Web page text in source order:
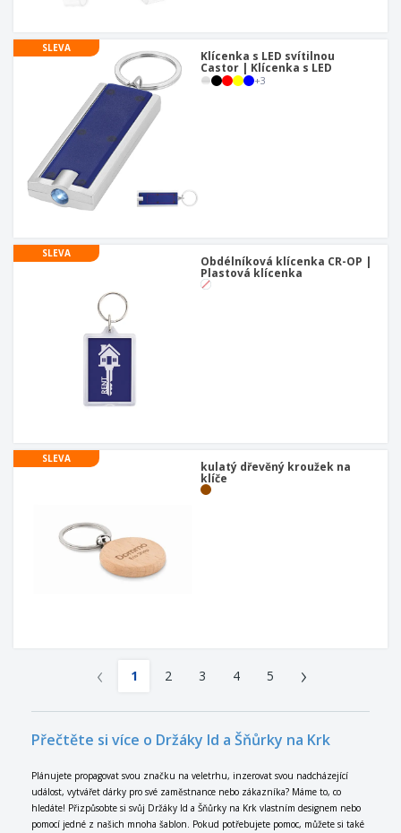
SLEVA
Klícenka s LED svítilnou
Castor | Klícenka s LED
+3
SLEVA
Obdélníková klícenka CR-OP |
Plastová klícenka
SLEVA
kulatý dřevěný kroužek na
klíče
‹ 1 2 3 4 5 ›
Přečtěte si více o Držáky Id a Šňůrky na Krk
Plánujete propagovat svou značku na veletrhu, inzerovat svou nadcházející
událost, vytvářet dárky pro své zaměstnance nebo zákazníka? Máme to, co
hledáte! Přizpůsobte si svůj Držáky Id a Šňůrky na Krk vlastním designem nebo
pomocí jedné z našich mnoha šablon. Pokud potřebujete pomoc, můžete si také